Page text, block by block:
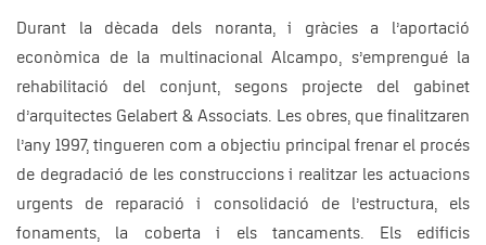
Durant la dècada dels noranta, i gràcies a l’aportació
econòmica de la multinacional Alcampo, s’emprengué la
rehabilitació del conjunt, segons projecte del gabinet
d’arquitectes Gelabert & Associats. Les obres, que finalitzaren
l’any 1997, tingueren com a objectiu principal frenar el procés
de degradació de les construccions i realitzar les actuacions
urgents de reparació i consolidació de l’estructura, els
fonaments, la coberta i els tancaments. Els edificis